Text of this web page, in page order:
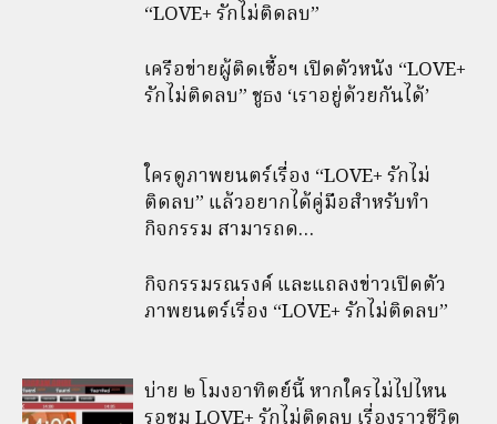
“LOVE+ รักไม่ติดลบ”
เครือข่ายผู้ติดเชื้อฯ เปิดตัวหนัง “LOVE+
รักไม่ติดลบ” ชูธง ‘เราอยู่ด้วยกันได้’
ใครดูภาพยนตร์เรื่อง “LOVE+ รักไม่
ติดลบ” แล้วอยากได้คู่มือสำหรับทำ
กิจกรรม สามารถด…
กิจกรรมรณรงค์ และแถลงข่าวเปิดตัว
ภาพยนตร์เรื่อง “LOVE+ รักไม่ติดลบ”
บ่าย ๒ โมงอาทิตย์นี้ หากใครไม่ไปไหน